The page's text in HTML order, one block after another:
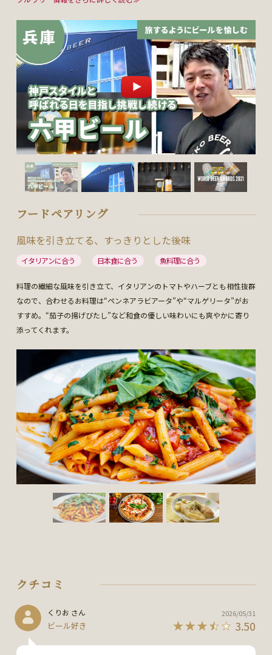
フードペアリング
風味を引き立てる、すっきりとした後味
イタリアンに合う 日本食に合う 魚料理に合う
料理の繊細な風味を引き立て、イタリアンのトマトやハーブとも相性抜群
なので、合わせるお料理は“ペンネアラビアータ”や“マルゲリータ”がお
すすめ。“茄子の揚げびたし”など和食の優しい味わいにも爽やかに寄り
添ってくれます。
クチコミ
くりお さん
ビール好き 3.50
2026/05/31